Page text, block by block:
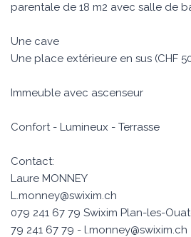
parentale de 18 m2 avec salle de
Une cave
Une place extérieure en sus (CHF
Immeuble avec ascenseur
Confort - Lumineux - Terrasse
Contact:
Laure MONNEY
L.monney@swixim.ch
079 241 67 79 Swixim Plan-les-
79 241 67 79 - l.monney@swixim.ch